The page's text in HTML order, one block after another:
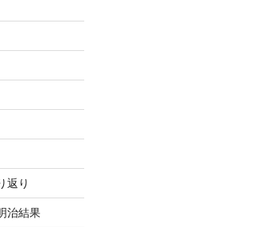
返り
治結果